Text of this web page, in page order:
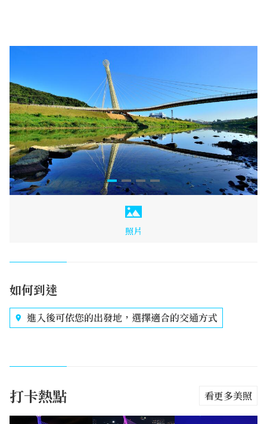
照片
如何到達
進入後可依您的出發地，選擇適合的交通方式
打卡熱點 看更多美照